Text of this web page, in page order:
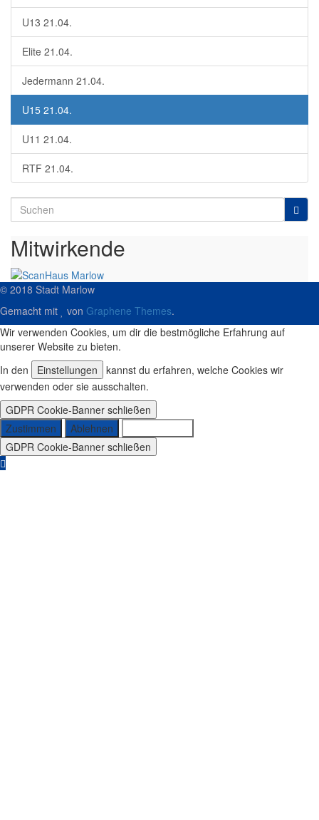
U13 21.04.
Elite 21.04.
Jedermann 21.04.
U15 21.04.
U11 21.04.
RTF 21.04.
Search
for:
Mitwirkende
© 2018 Stadt Marlow
Gemacht mit
von Graphene Themes.
Wir verwenden Cookies, um dir die bestmögliche Erfahrung auf
unserer Website zu bieten.
In den
Einstellungen
kannst du erfahren, welche Cookies wir
verwenden oder sie ausschalten.
GDPR Cookie-Banner schließen
Zustimmen
Ablehnen
GDPR Cookie-Banner schließen